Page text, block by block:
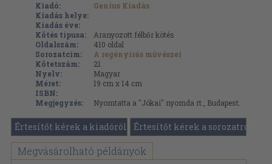
Kiadó:
Genius Kiadás
Kiadás helye:
Kiadás éve:
Kötés típusa:
Aranyozott félbőr kötés
Oldalszám:
410 oldal
Sorozatcím:
A regényírás művészei
Kötetszám:
21
Nyelv:
Magyar
Méret:
19 cm x 14 cm
ISBN:
Megjegyzés:
Nyomtatta a "Jókai" nyomda rt., Budapest.
Értesítőt kérek a kiadóról Értesítőt kérek a sorozatról
Megvásárolható példányok